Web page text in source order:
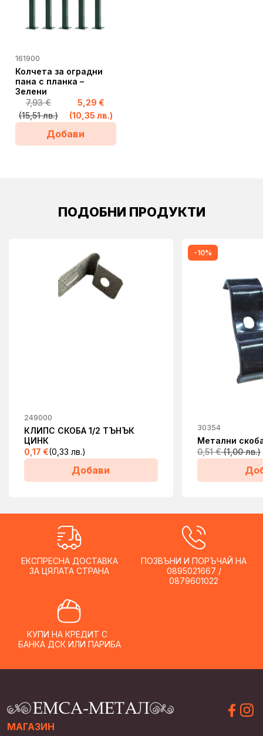
161900
Колчета за оградни
пана с планка –
Зелени
7,93€
(15,51 лв.)
5,29€
(10,35 лв.)
Добави
This
product
has
multiple
variants.
The
options
ПОДОБНИ ПРОДУКТИ
249000
КЛИПС СКОБА 1/2 ТЪНЪК
ЦИНК
0,17 €(0,33 лв.)
Добави
-10%
30354
Метални
0,51€ (1,00 лв.)
ЕКСПРЕСНА ДОСТАВКА
ЗА ЦЯЛАТА СТРАНА
ПОЗВЪНИ И ПОРЪЧАЙ НА
0895021667 /
0879601022
КУПИ НА КРЕДИТ С
БАНКА ДСК ИЛИ ПАРИБА
МАГАЗИН